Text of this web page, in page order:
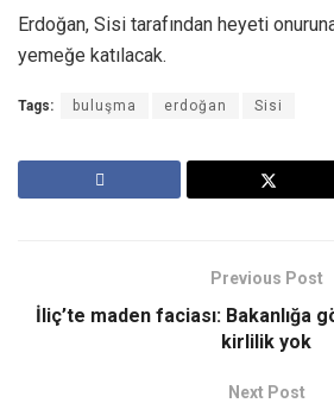
Erdoğan, Sisi tarafından heyeti
yemeğe katılacak.
Tags: buluşma erdoğan Sisi
Previous Post
İliç’te maden faciası: Bakanlığa
kirlilik yok
Next Post